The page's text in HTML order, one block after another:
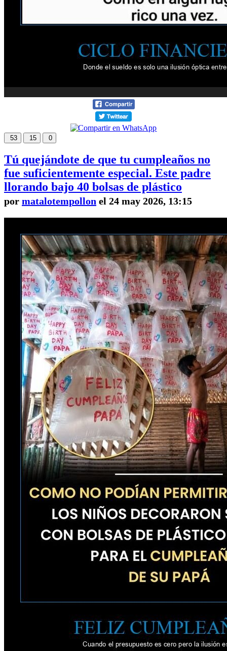
53 15 0
Tú quejándote de que tu cumpleaños no
fue suficientemente especial. Este padre
llorando bajo 40 bolsas de plástico
por matalotempollon el 24 may 2026, 13:15